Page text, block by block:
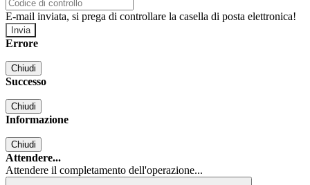
E-mail inviata, si prega di controllare la casella di posta elettronica!
Errore
Chiudi
Successo
Chiudi
Informazione
Chiudi
Attendere...
Attendere il completamento dell'operazione...